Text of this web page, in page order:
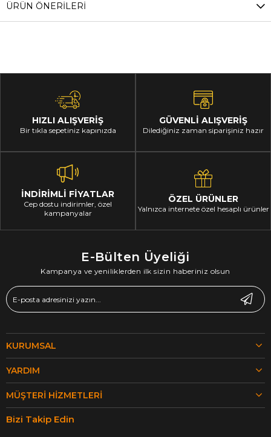
ÜRÜN ÖNERILERI
HIZLI ALIŞVERİŞ
Bir tıkla sepetiniz kapınızda
GÜVENLİ ALIŞVERİŞ
Dilediğiniz zaman siparişiniz hazır
İNDİRİMLİ FİYATLAR
Cep dostu indirimler, özel
kampanyalar
ÖZEL ÜRÜNLER
Yalnızca internete özel hesaplı ürünler
E-Bülten Üyeliği
Kampanya ve yeniliklerden ilk sizin haberiniz olsun
KURUMSAL
YARDIM
MÜŞTERI HIZMETLERI
Bizi Takip Edin